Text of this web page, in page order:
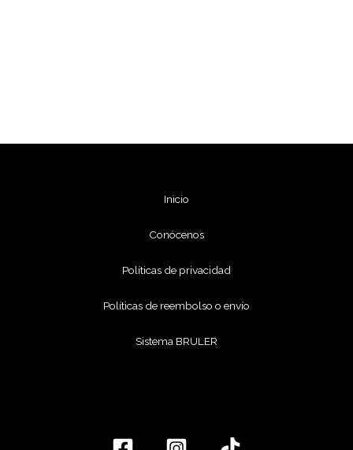
Inicio
Conócenos
Políticas de privacidad
Políticas de reembolso o envío
Sistema BRULER